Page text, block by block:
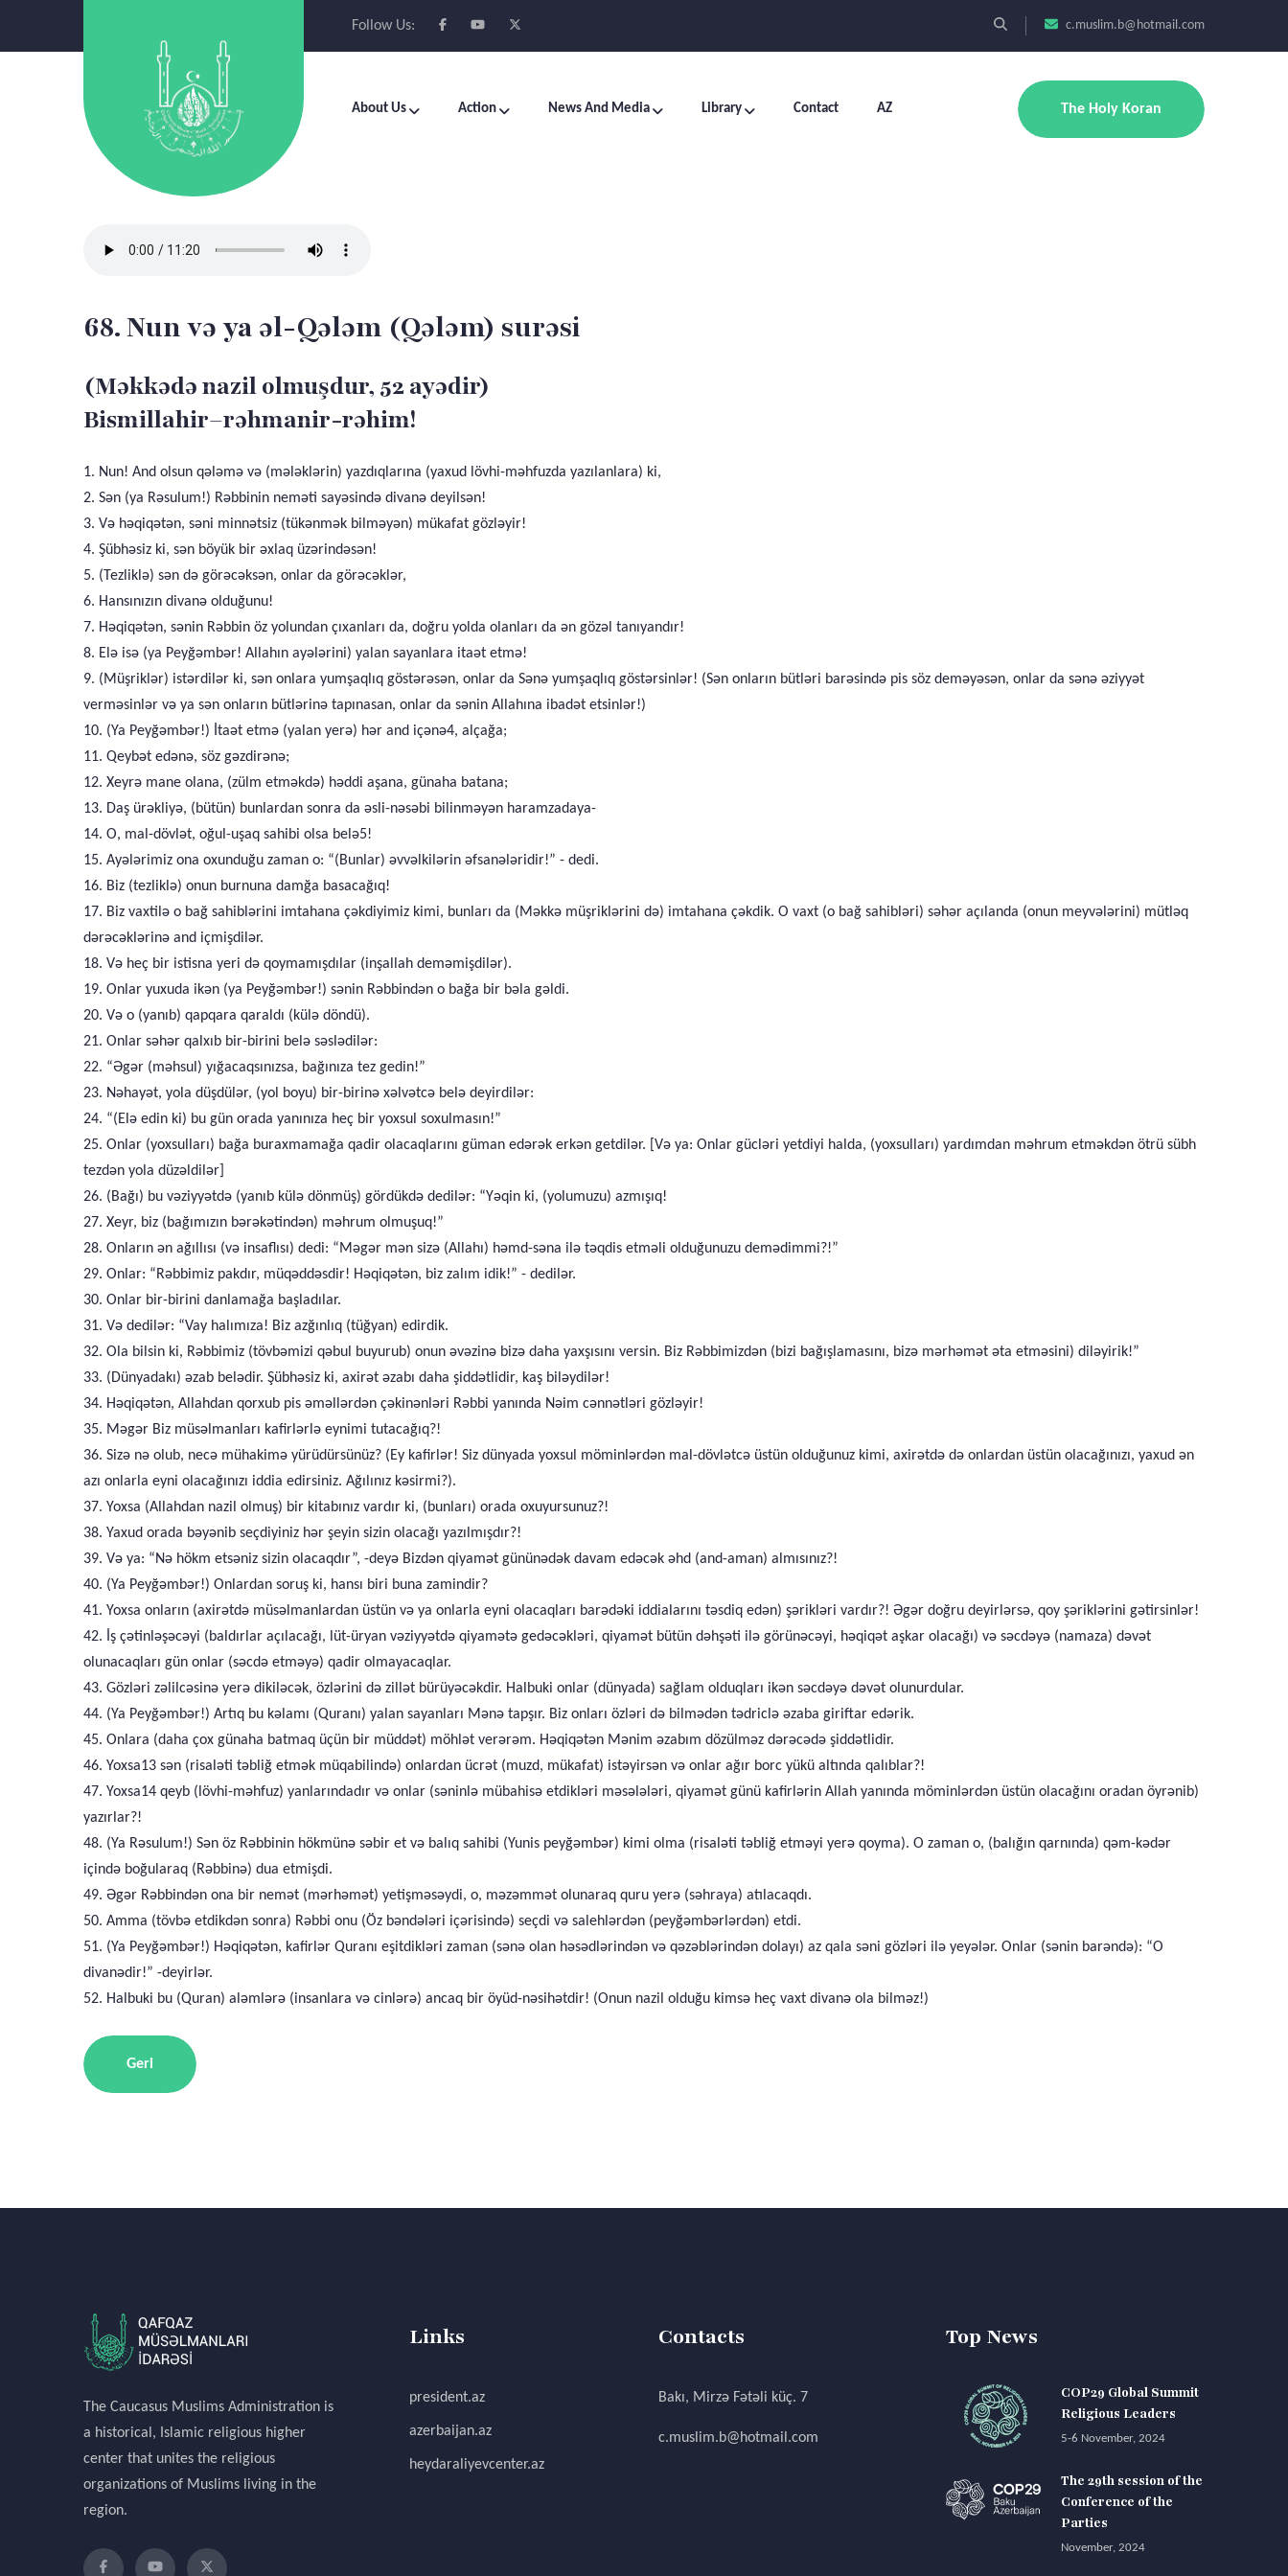
Follow Us: c.muslim.b@hotmail.com
About Us Action News And Media Library Contact AZ The Holy Koran
68. Nun və ya əl-Qələm (Qələm) surəsi
(Məkkədə nazil olmuşdur, 52 ayədir)
Bismillahir–rəhmanir-rəhim!
1. Nun! And olsun qələmə və (mələklərin) yazdıqlarına (yaxud lövhi-məhfuzda yazılanlara) ki,
2. Sən (ya Rəsulum!) Rəbbinin neməti sayəsində divanə deyilsən!
3. Və həqiqətən, səni minnətsiz (tükənmək bilməyən) mükafat gözləyir!
4. Şübhəsiz ki, sən böyük bir əxlaq üzərindəsən!
5. (Tezliklə) sən də görəcəksən, onlar da görəcəklər,
6. Hansınızın divanə olduğunu!
7. Həqiqətən, sənin Rəbbin öz yolundan çıxanları da, doğru yolda olanları da ən gözəl tanıyandır!
8. Elə isə (ya Peyğəmbər! Allahın ayələrini) yalan sayanlara itaət etmə!
9. (Müşriklər) istərdilər ki, sən onlara yumşaqlıq göstərəsən, onlar da Sənə yumşaqlıq göstərsinlər! (Sən onların bütləri barəsində pis söz deməyəsən, onlar da sənə əziyyət
verməsinlər və ya sən onların bütlərinə tapınasan, onlar da sənin Allahına ibadət etsinlər!)
10. (Ya Peyğəmbər!) İtaət etmə (yalan yerə) hər and içənə4, alçağa;
11. Qeybət edənə, söz gəzdirənə;
12. Xeyrə mane olana, (zülm etməkdə) həddi aşana, günaha batana;
13. Daş ürəkliyə, (bütün) bunlardan sonra da əsli-nəsəbi bilinməyən haramzadaya-
14. O, mal-dövlət, oğul-uşaq sahibi olsa belə5!
15. Ayələrimiz ona oxunduğu zaman o: “(Bunlar) əvvəlkilərin əfsanələridir!” - dedi.
16. Biz (tezliklə) onun burnuna damğa basacağıq!
17. Biz vaxtilə o bağ sahiblərini imtahana çəkdiyimiz kimi, bunları da (Məkkə müşriklərini də) imtahana çəkdik. O vaxt (o bağ sahibləri) səhər açılanda (onun meyvələrini) mütləq
dərəcəklərinə and içmişdilər.
18. Və heç bir istisna yeri də qoymamışdılar (inşallah deməmişdilər).
19. Onlar yuxuda ikən (ya Peyğəmbər!) sənin Rəbbindən o bağa bir bəla gəldi.
20. Və o (yanıb) qapqara qaraldı (külə döndü).
21. Onlar səhər qalxıb bir-birini belə səslədilər:
22. “Əgər (məhsul) yığacaqsınızsa, bağınıza tez gedin!”
23. Nəhayət, yola düşdülər, (yol boyu) bir-birinə xəlvətcə belə deyirdilər:
24. “(Elə edin ki) bu gün orada yanınıza heç bir yoxsul soxulmasın!”
25. Onlar (yoxsulları) bağa buraxmamağa qadir olacaqlarını güman edərək erkən getdilər. [Və ya: Onlar gücləri yetdiyi halda, (yoxsulları) yardımdan məhrum etməkdən ötrü sübh
tezdən yola düzəldilər]
26. (Bağı) bu vəziyyətdə (yanıb külə dönmüş) gördükdə dedilər: “Yəqin ki, (yolumuzu) azmışıq!
27. Xeyr, biz (bağımızın bərəkətindən) məhrum olmuşuq!”
28. Onların ən ağıllısı (və insaflısı) dedi: “Məgər mən sizə (Allahı) həmd-səna ilə təqdis etməli olduğunuzu demədimmi?!”
29. Onlar: “Rəbbimiz pakdır, müqəddəsdir! Həqiqətən, biz zalım idik!” - dedilər.
30. Onlar bir-birini danlamağa başladılar.
31. Və dedilər: “Vay halımıza! Biz azğınlıq (tüğyan) edirdik.
32. Ola bilsin ki, Rəbbimiz (tövbəmizi qəbul buyurub) onun əvəzinə bizə daha yaxşısını versin. Biz Rəbbimizdən (bizi bağışlamasını, bizə mərhəmət əta etməsini) diləyirik!”
33. (Dünyadakı) əzab belədir. Şübhəsiz ki, axirət əzabı daha şiddətlidir, kaş biləydilər!
34. Həqiqətən, Allahdan qorxub pis əməllərdən çəkinənləri Rəbbi yanında Nəim cənnətləri gözləyir!
35. Məgər Biz müsəlmanları kafirlərlə eynimi tutacağıq?!
36. Sizə nə olub, necə mühakimə yürüdürsünüz? (Ey kafirlər! Siz dünyada yoxsul möminlərdən mal-dövlətcə üstün olduğunuz kimi, axirətdə də onlardan üstün olacağınızı, yaxud ən
azı onlarla eyni olacağınızı iddia edirsiniz. Ağılınız kəsirmi?).
37. Yoxsa (Allahdan nazil olmuş) bir kitabınız vardır ki, (bunları) orada oxuyursunuz?!
38. Yaxud orada bəyənib seçdiyiniz hər şeyin sizin olacağı yazılmışdır?!
39. Və ya: “Nə hökm etsəniz sizin olacaqdır”, -deyə Bizdən qiyamət gününədək davam edəcək əhd (and-aman) almısınız?!
40. (Ya Peyğəmbər!) Onlardan soruş ki, hansı biri buna zamindir?
41. Yoxsa onların (axirətdə müsəlmanlardan üstün və ya onlarla eyni olacaqları barədəki iddialarını təsdiq edən) şərikləri vardır?! Əgər doğru deyirlərsə, qoy şəriklərini gətirsinlər!
42. İş çətinləşəcəyi (baldırlar açılacağı, lüt-üryan vəziyyətdə qiyamətə gedəcəkləri, qiyamət bütün dəhşəti ilə görünəcəyi, həqiqət aşkar olacağı) və səcdəyə (namaza) dəvət
olunacaqları gün onlar (səcdə etməyə) qadir olmayacaqlar.
43. Gözləri zəlilcəsinə yerə dikiləcək, özlərini də zillət bürüyəcəkdir. Halbuki onlar (dünyada) sağlam olduqları ikən səcdəyə dəvət olunurdular.
44. (Ya Peyğəmbər!) Artıq bu kəlamı (Quranı) yalan sayanları Mənə tapşır. Biz onları özləri də bilmədən tədriclə əzaba giriftar edərik.
45. Onlara (daha çox günaha batmaq üçün bir müddət) möhlət verərəm. Həqiqətən Mənim əzabım dözülməz dərəcədə şiddətlidir.
46. Yoxsa13 sən (risaləti təbliğ etmək müqabilində) onlardan ücrət (muzd, mükafat) istəyirsən və onlar ağır borc yükü altında qalıblar?!
47. Yoxsa14 qeyb (lövhi-məhfuz) yanlarındadır və onlar (səninlə mübahisə etdikləri məsələləri, qiyamət günü kafirlərin Allah yanında möminlərdən üstün olacağını oradan öyrənib)
yazırlar?!
48. (Ya Rəsulum!) Sən öz Rəbbinin hökmünə səbir et və balıq sahibi (Yunis peyğəmbər) kimi olma (risaləti təbliğ etməyi yerə qoyma). O zaman o, (balığın qarnında) qəm-kədər
içində boğularaq (Rəbbinə) dua etmişdi.
49. Əgər Rəbbindən ona bir nemət (mərhəmət) yetişməsəydi, o, məzəmmət olunaraq quru yerə (səhraya) atılacaqdı.
50. Amma (tövbə etdikdən sonra) Rəbbi onu (Öz bəndələri içərisində) seçdi və salehlərdən (peyğəmbərlərdən) etdi.
51. (Ya Peyğəmbər!) Həqiqətən, kafirlər Quranı eşitdikləri zaman (sənə olan həsədlərindən və qəzəblərindən dolayı) az qala səni gözləri ilə yeyələr. Onlar (sənin barəndə): “O
divanədir!” -deyirlər.
52. Halbuki bu (Quran) aləmlərə (insanlara və cinlərə) ancaq bir öyüd-nəsihətdir! (Onun nazil olduğu kimsə heç vaxt divanə ola bilməz!)
Geri
The Caucasus Muslims Administration is
a historical, Islamic religious higher
center that unites the religious
organizations of Muslims living in the
region.
Links
president.az
azerbaijan.az
heydaraliyevcenter.az
Contacts
Bakı, Mirzə Fətəli küç. 7
c.muslim.b@hotmail.com
Top News
COP29 Global Summit
Religious Leaders
5-6 November, 2024
The 29th session of the
Conference of the
Parties
November, 2024